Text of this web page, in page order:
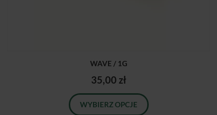
WAVE / 1G
35,00 zł
WYBIERZ OPCJE